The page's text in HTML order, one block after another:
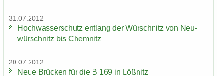
31.07.2012
Hoch­was­ser­schutz ent­lang der Wür­schnitz von Neu­
wür­schnitz bis Chem­nitz
20.07.2012
Neue Brü­cken für die B 169 in Löß­nitz